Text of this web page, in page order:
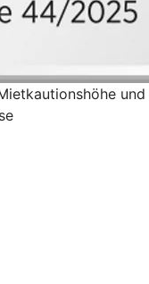
und